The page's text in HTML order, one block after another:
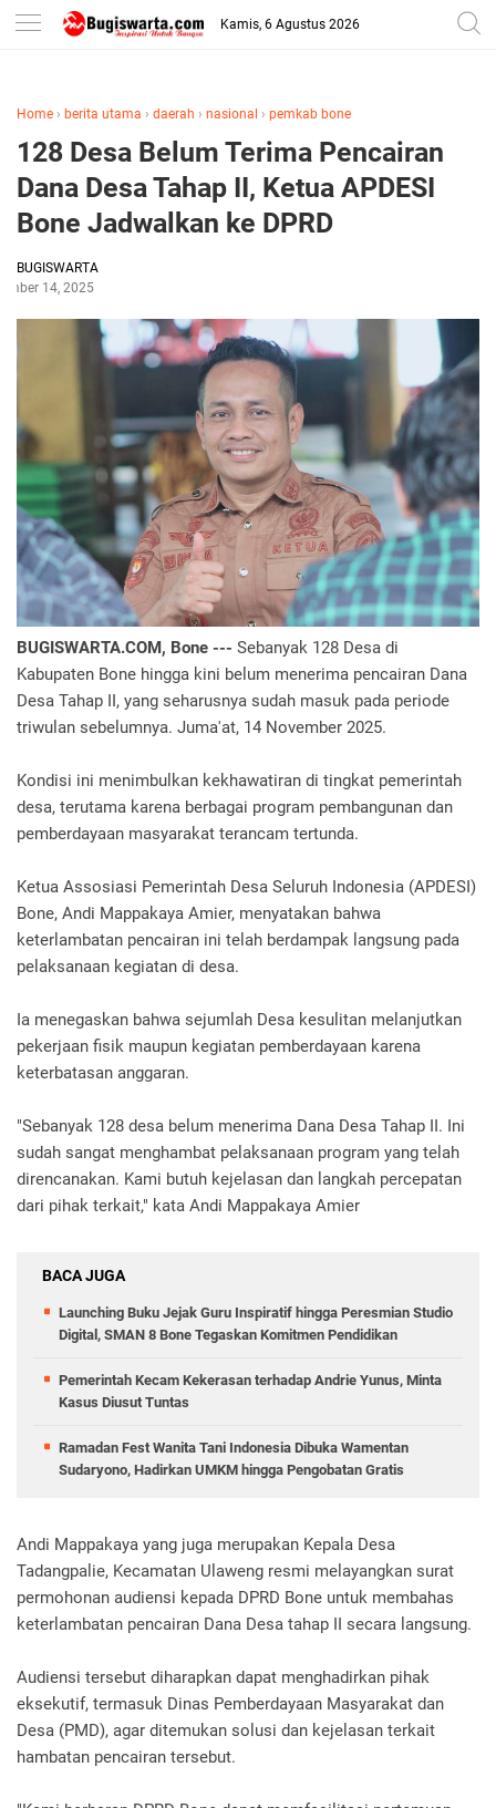
-->
Kamis, 6 Agustus 2026
Home › berita utama › daerah › nasional › pemkab bone
128 Desa Belum Terima Pencairan
Dana Desa Tahap II, Ketua APDESI
Bone Jadwalkan ke DPRD
BUGISWARTA
14, 2025
BUGISWARTA.COM, Bone --- Sebanyak 128 Desa di
Kabupaten Bone hingga kini belum menerima pencairan Dana
Desa Tahap II, yang seharusnya sudah masuk pada periode
triwulan sebelumnya. Juma'at, 14 November 2025.
Kondisi ini menimbulkan kekhawatiran di tingkat pemerintah
desa, terutama karena berbagai program pembangunan dan
pemberdayaan masyarakat terancam tertunda.
Ketua Assosiasi Pemerintah Desa Seluruh Indonesia (APDESI)
Bone, Andi Mappakaya Amier, menyatakan bahwa
keterlambatan pencairan ini telah berdampak langsung pada
pelaksanaan kegiatan di desa.
Ia menegaskan bahwa sejumlah Desa kesulitan melanjutkan
pekerjaan fisik maupun kegiatan pemberdayaan karena
keterbatasan anggaran.
"Sebanyak 128 desa belum menerima Dana Desa Tahap II. Ini
sudah sangat menghambat pelaksanaan program yang telah
direncanakan. Kami butuh kejelasan dan langkah percepatan
dari pihak terkait," kata Andi Mappakaya Amier
BACA JUGA
Launching Buku Jejak Guru Inspiratif hingga Peresmian Studio
Digital, SMAN 8 Bone Tegaskan Komitmen Pendidikan
Pemerintah Kecam Kekerasan terhadap Andrie Yunus, Minta
Kasus Diusut Tuntas
Ramadan Fest Wanita Tani Indonesia Dibuka Wamentan
Sudaryono, Hadirkan UMKM hingga Pengobatan Gratis
Andi Mappakaya yang juga merupakan Kepala Desa
Tadangpalie, Kecamatan Ulaweng resmi melayangkan surat
permohonan audiensi kepada DPRD Bone untuk membahas
keterlambatan pencairan Dana Desa tahap II secara langsung.
Audiensi tersebut diharapkan dapat menghadirkan pihak
eksekutif, termasuk Dinas Pemberdayaan Masyarakat dan
Desa (PMD), agar ditemukan solusi dan kejelasan terkait
hambatan pencairan tersebut.